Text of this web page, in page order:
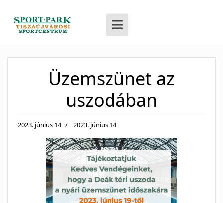
Üzemszünet az
uszodában
2023. június 14 2023. június 14